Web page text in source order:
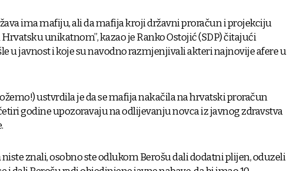
ima mafiju, ali da mafija kroji državni proračun i projekciju
unikatnom”, kazao je Ranko Ostojić (SDP) čitajući
u javnost i koje su navodno razmjenjivali akteri najnovije afere u
ustvrdila je da se mafija nakačila na hrvatski proračun
godine upozoravaju na odlijevanju novca iz javnog zdravstva
niste znali, osobno ste odlukom Berošu dali dodatni plijen, oduzeli